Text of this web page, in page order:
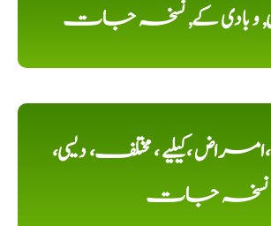
و بادی کے, نسخہ جات
،کیلیے ، مختلف، دیسی،
نسخہ جات